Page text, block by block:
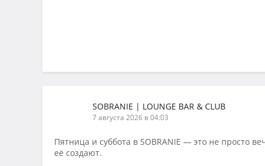
SOBRANIE | LOUNGE BAR & CLUB
7 августа 2026 в 04:03
Пятница и суббота в SOBRANIE — это не просто
её создают.